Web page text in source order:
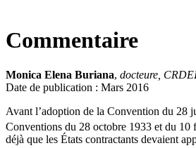
Commentaire
Monica Elena Buriana, docteure,
Date de publication : Mars 2016
Avant l’adoption de la Convention du 28
Conventions du 28 octobre 1933 et du 10
déjà que les États contractants devaient